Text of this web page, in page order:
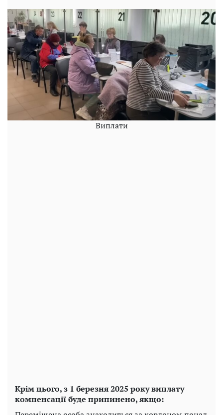
Виплати
Крім цього, з 1 березня 2025 року виплату
компенсації буде припинено, якщо: